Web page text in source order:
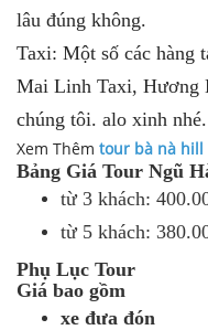
lâu đúng không.
Taxi: Một số các hàng
Mai Linh Taxi, Hương
chúng tôi. alo xinh nhé.
Xem Thêm tour bà nà hill
Bảng Giá Tour Ngũ
từ 3 khách:
từ 5 khách:
Phụ Lục Tour
Giá bao gồm
xe đưa đón